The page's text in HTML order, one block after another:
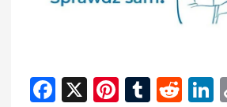
F
X
Pi T
R